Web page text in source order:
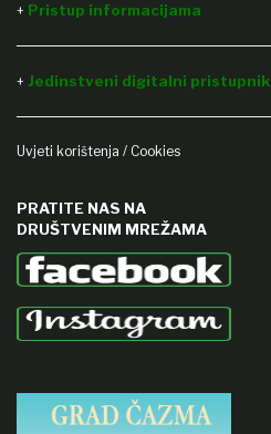
+ Pristup informacijama
+ Jedinstveni digitalni pristupnik
Uvjeti korištenja / Cookies
PRATITE NAS NA
DRUŠTVENIM MREŽAMA